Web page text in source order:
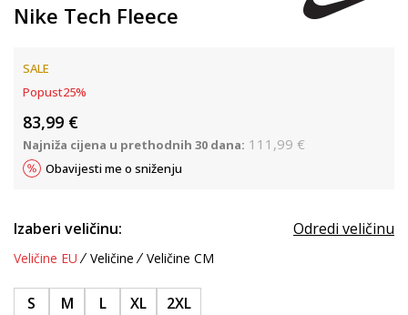
Nike Tech Fleece
SALE
Popust25%
83,99 €
Najniža cijena u prethodnih 30 dana: 111,99 €
Obavijesti me o sniženju
Izaberi veličinu: Odredi veličinu
Veličine EU Veličine Veličine CM
S M L XL 2XL